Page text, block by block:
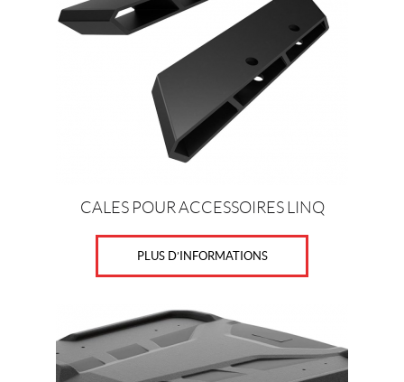
CALES POUR ACCESSOIRES LINQ
PLUS D’INFORMATIONS